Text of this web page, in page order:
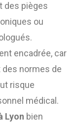
des pièges
ou
encadrée, car
des normes de
risque
médical.
Lyon bien